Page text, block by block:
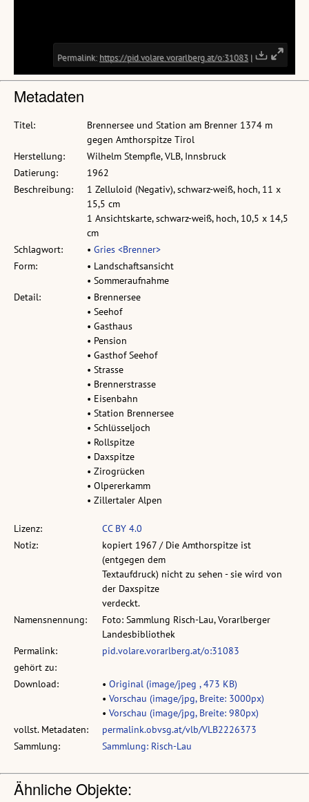
Metadaten
Titel:
Brennersee und Station am Brenner 1374 m
gegen Amthorspitze Tirol
Herstellung:
Wilhelm Stempfle, VLB, Innsbruck
Datierung:
1962
Beschreibung:
1 Zelluloid (Negativ), schwarz-weiß, hoch, 11 x
15,5 cm
1 Ansichtskarte, schwarz-weiß, hoch, 10,5 x 14,5
cm
Schlagwort:
• Gries <Brenner>
Form:
• Landschaftsansicht
• Sommeraufnahme
Detail:
• Brennersee
• Seehof
• Gasthaus
• Pension
• Gasthof Seehof
• Strasse
• Brennerstrasse
• Eisenbahn
• Station Brennersee
• Schlüsseljoch
• Rollspitze
• Daxspitze
• Zirogrücken
• Olpererkamm
• Zillertaler Alpen
Lizenz:
CC BY 4.0
Notiz:
kopiert 1967 / Die Amthorspitze ist
(entgegen dem
Textaufdruck) nicht zu sehen - sie wird von
der Daxspitze
verdeckt.
Namensnennung:
Foto: Sammlung Risch-Lau, Vorarlberger
Landesbibliothek
Permalink:
pid.volare.vorarlberg.at/o:31083
gehört zu:
Download:
• Original (image/jpeg , 473 KB)
• Vorschau (image/jpg, Breite: 3000px)
• Vorschau (image/jpg, Breite: 980px)
vollst. Metadaten:
permalink.obvsg.at/vlb/VLB2226373
Sammlung:
Sammlung: Risch-Lau
Ähnliche Objekte: